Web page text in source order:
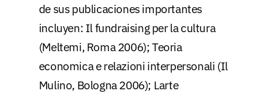
de sus publicaciones importantes
incluyen: Il fundraising per la cultura
(Meltemi, Roma 2006); Teoria
economica e relazioni interpersonali (Il
Mulino, Bologna 2006); Larte